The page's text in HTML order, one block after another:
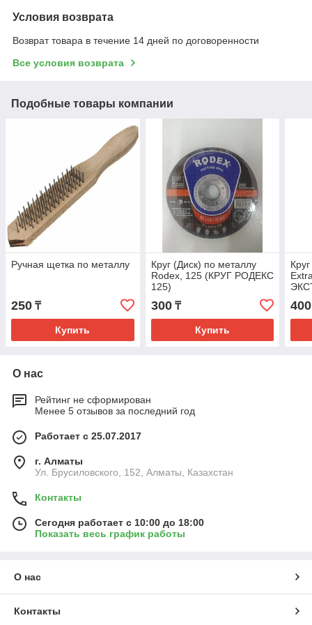
Условия возврата
Возврат товара в течение 14 дней по договоренности
Все условия возврата
Подобные товары компании
Ручная щетка по металлу
250 ₸
Купить
Круг (Диск) по металлу
Rodex, 125 (КРУГ РОДЕКС
125)
300₸
Купить
400
О нас
Рейтинг не сформирован
Менее 5 отзывов за последний год
Работает с 25.07.2017
г. Алматы
Ул. Брусиловского, 152, Алматы, Казахстан
Контакты
Сегодня работает с 10:00 до 18:00
Показать весь график работы
О нас
Контакты